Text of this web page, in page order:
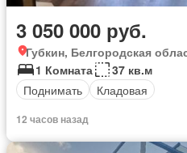
3 050 000 руб.
Губкин, Белгородская
1 Комната
37 кв.м
Поднимать
Кладовая
12 часов назад